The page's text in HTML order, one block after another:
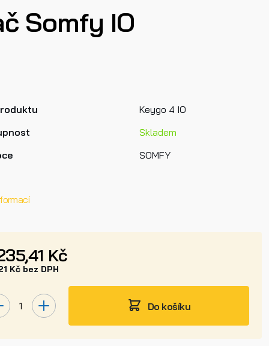
Somfy IO
Keygo 4 IO
Skladem
SOMFY
Kč
Kč bez DPH
Do košíku